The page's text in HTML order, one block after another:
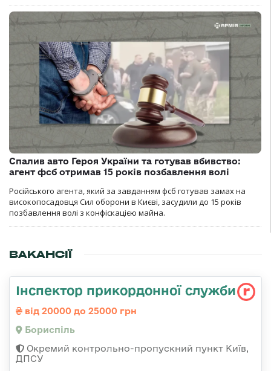
Спалив авто Героя України та готував вбивство:
агент фсб отримав 15 років позбавлення волі
Російського агента, який за завданням фсб готував замах на
високопосадовця Сил оборони в Києві, засудили до 15 років
позбавлення волі з конфіскацією майна.
ВАКАНСІЇ
Інспектор прикордонної служби
від 20000 до 25000 грн
Бориспіль
Окремий контрольно-пропускний пункт Київ,
ДПСУ